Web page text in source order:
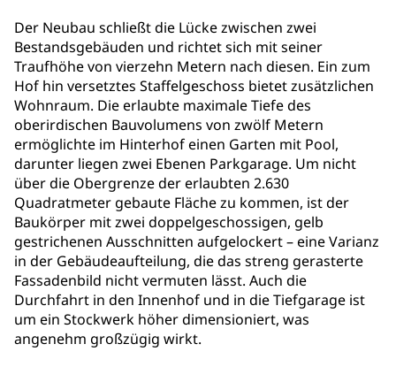
Der Neubau schließt die Lücke zwischen zwei
Bestandsgebäuden und richtet sich mit seiner
Traufhöhe von vierzehn Metern nach diesen. Ein zum
Hof hin versetztes Staffelgeschoss bietet zusätzlichen
Wohnraum. Die erlaubte maximale Tiefe des
oberirdischen Bauvolumens von zwölf Metern
ermöglichte im Hinterhof einen Garten mit Pool,
darunter liegen zwei Ebenen Parkgarage. Um nicht
über die Obergrenze der erlaubten 2.630
Quadratmeter gebaute Fläche zu kommen, ist der
Baukörper mit zwei doppelgeschossigen, gelb
gestrichenen Ausschnitten aufgelockert – eine Varianz
in der Gebäudeaufteilung, die das streng gerasterte
Fassadenbild nicht vermuten lässt. Auch die
Durchfahrt in den Innenhof und in die Tiefgarage ist
um ein Stockwerk höher dimensioniert, was
angenehm großzügig wirkt.